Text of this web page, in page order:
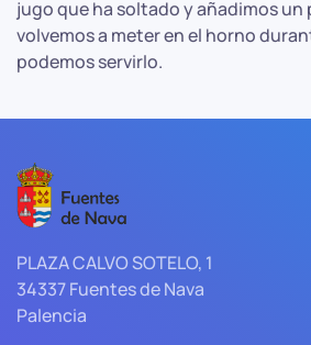
jugo que ha soltado y añadimos un
volvemos a meter en el horno
podemos servirlo.
PLAZA CALVO SOTELO, 1
34337 Fuentes de Nava
Palencia